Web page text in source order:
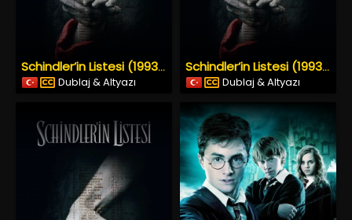
Schindler’in Listesi (1993) İzle
Dublaj & Altyazı
Schindler’in Listesi (1993) İzle
Dublaj & Altyazı